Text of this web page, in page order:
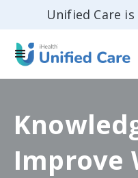
Unified Care
Improve